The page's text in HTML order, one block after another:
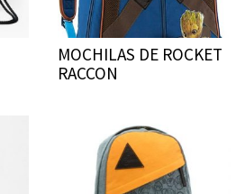
MOCHILAS DE ROCKET
RACCON